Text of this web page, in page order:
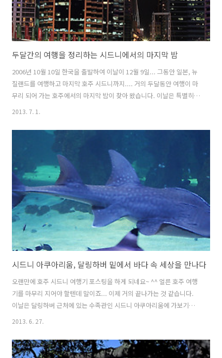
두달간의 여행을 정리하는 시드니에서의 마지막 밤
2006년 10월 10일 한국을 출발하여 이날이 12월 9일... 그동안 일본, 뉴
질랜드를 여행하고 마지막 호주 시드니까지.... 거의 두달동안 여행이 마
무리 되어 가는 호주에서의 마지막 밤이 찾아 왔습니다. 이날은 특별히
어딜 가거나 한 것은 아니었고... 여행의 마지막을 정리하면서 조그만 기
을 취하던 중... 숙소에 한국 친구들이 체크인하여 들어오길래 같이 시내
야경을 구경하러 달링하버에 나가기로 했어요. . . . 전날 낮에 봤던 달링
하버의 크리스마스 트리.. 밤에 보니 이쁘게 조명이 들어와 있더군요~ ^^
. . . 빌딩 뒤로 보이는 시드니 타워도 이젠 추억이 되어가고 있구요. 왠지
여행의 마지막 밤이라고 하니 시원섭섭해지는 순..
2013. 7. 1.
시드니 아쿠아리움, 달링하버 밑에서 바다 속 세상을 만나다
오랜만에 호주 시드니 여행기 포스팅을 하게 되네요~ ^^ 얼른 호주 여행
기를 마무리 지어야 할텐데 말이죠... 이제 거의 끝나가는 것 같습니다.
이날은 달링하버 근처에 있는 수족관인 시드니 아쿠아리움에 가보기로
한 날이었어요. ^^ . . . 달링하버는 언제 와도 사람들의 여유로움이 가득
반구의 특성상.. 계절이 반대라... 이곳 시드니는 한창 여름을 향해 달려
갑니다. 더위를 식히기 위해 달링하버 한쪽엔 이렇게 계단식 분수대를 만
2013. 6. 27.